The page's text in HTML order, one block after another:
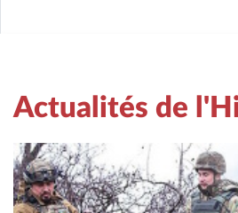
Actualités de